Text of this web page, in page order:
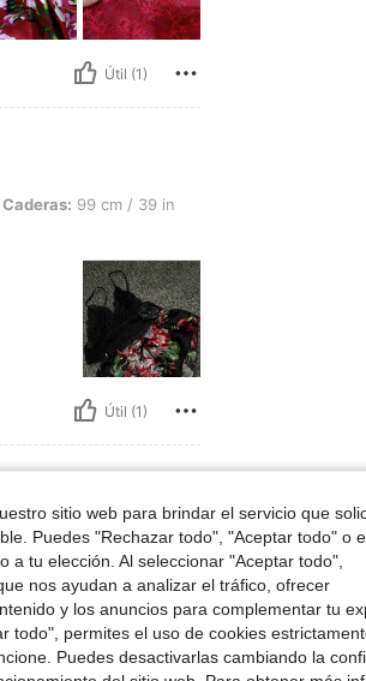
Útil (1)
in, Cintura: 61 cm / 24 in, Busto: 87 cm / 34 in,
Caderas: 99 cm / 39 in
Útil (1)
Útil (1)
sitio web para brindar el servicio que
Puedes "Rechazar todo", "Aceptar todo" o
tu elección. Al seleccionar "Aceptar todo",
nos ayudan a analizar el tráfico, ofrecer
y los anuncios para complementar tu
todo", permites el uso de cookies
Puedes desactivarlas cambiando la